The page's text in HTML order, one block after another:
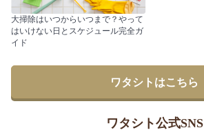
大掃除はいつからいつまで？やって
はいけない日とスケジュール完全ガ
イド
ワタシトはこちら
ワタシト公式SNS